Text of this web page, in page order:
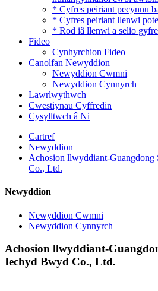
* Cyfres peiriant pecynnu
* Cyfres peiriant llenwi
* Rod iâ llenwi a selio
Fideo
Cynhyrchion Fideo
Canolfan Newyddion
Newyddion Cwmni
Newyddion Cynnyrch
Lawrlwythwch
Cwestiynau Cyffredin
Cysylltwch â Ni
Cartref
Newyddion
Achosion llwyddiant-Guangdong
Co., Ltd.
Newyddion
Newyddion Cwmni
Newyddion Cynnyrch
Achosion llwyddiant-
Iechyd Bwyd Co., Ltd.